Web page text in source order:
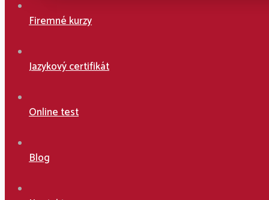
Firemné kurzy
Jazykový certifikát
Online test
Blog